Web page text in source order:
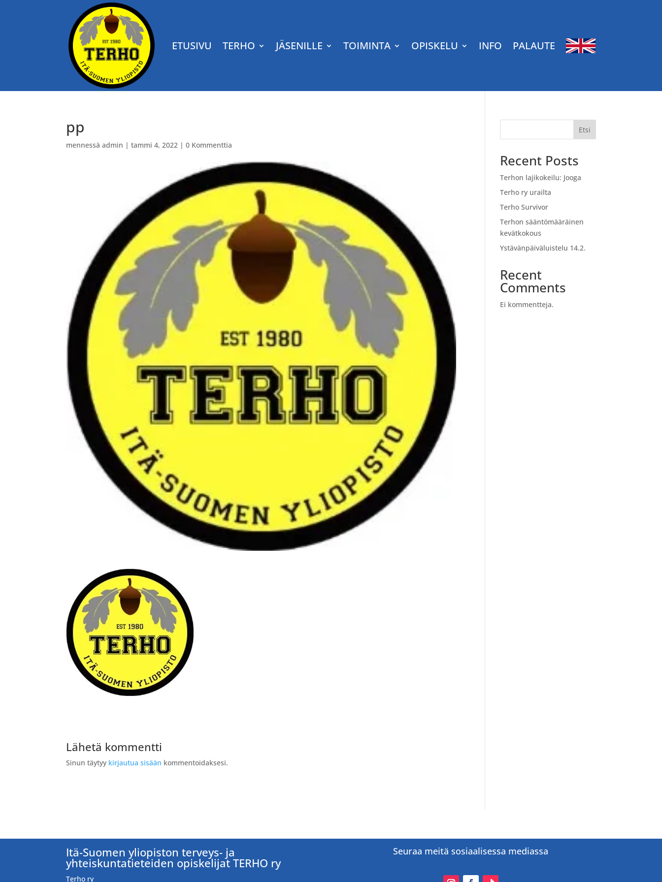
ETUSIVU TERHO JÄSENILLE TOIMINTA OPISKELU INFO PALAUTE
pp
mennessäadmin |tammi 4, 2022 |0 Kommenttia
Lähetä kommentti
Sinun täytyy kirjautua sisään kommentoidaksesi.
Etsi
Recent Posts
Terhon lajikokeilu: Jooga
Terho ry urailta
Terho Survivor
Terhon sääntömääräinen
kevätkokous
Ystävänpäiväluistelu 14.2.
Recent
Comments
Ei kommentteja.
Itä-Suomen yliopiston terveys- ja
yhteiskuntatieteiden opiskelijat TERHO ry
Terho ry
Seuraa meitä sosiaalisessa mediassa